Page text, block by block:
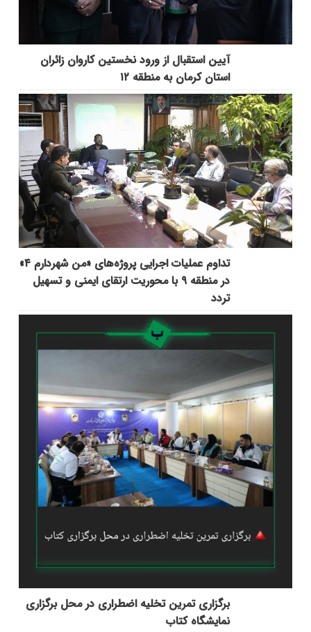
آیین استقبال از ورود نخستین کاروان زائران
استان کرمان به منطقه ۱۲
تداوم عملیات اجرایی پروژه‌های «من شهردارم ۴»
در منطقه ۹ با محوریت ارتقای ایمنی و تسهیل
تردد
برگزاری تمرین تخلیه اضطراری در محل برگزاری
نمایشگاه کتاب